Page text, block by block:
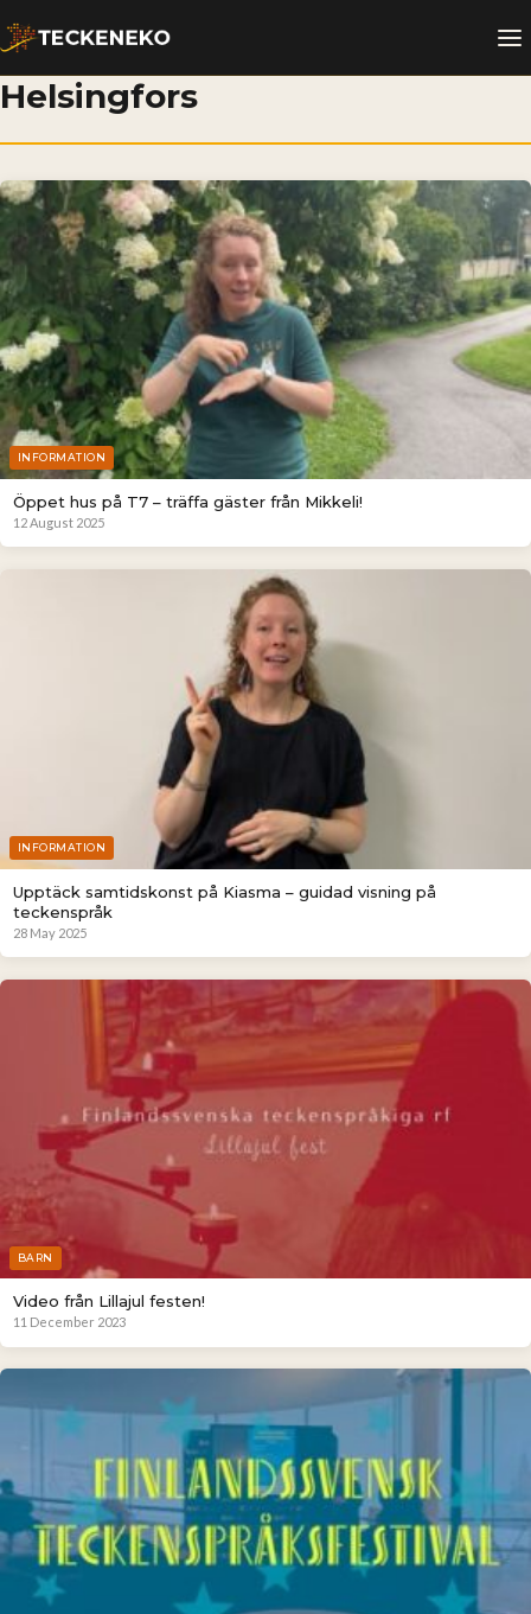
Helsingfors
INFORMATION
Öppet hus på T7 – träffa gäster från Mikkeli!
12 August 2025
INFORMATION
Upptäck samtidskonst på Kiasma – guidad visning på
teckenspråk
28 May 2025
BARN
Video från Lillajul festen!
11 December 2023